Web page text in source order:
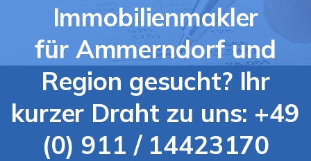
Immobilienmakler
für Ammerndorf und
Region gesucht? Ihr
kurzer Draht zu uns: +49
(0) 911 / 14423170